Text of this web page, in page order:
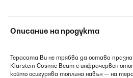
Описание на продукта
Терасата Ви не трябва да остава
Klarstein Cosmic Beam е инфрачервен
който осигурява топлина навън — на